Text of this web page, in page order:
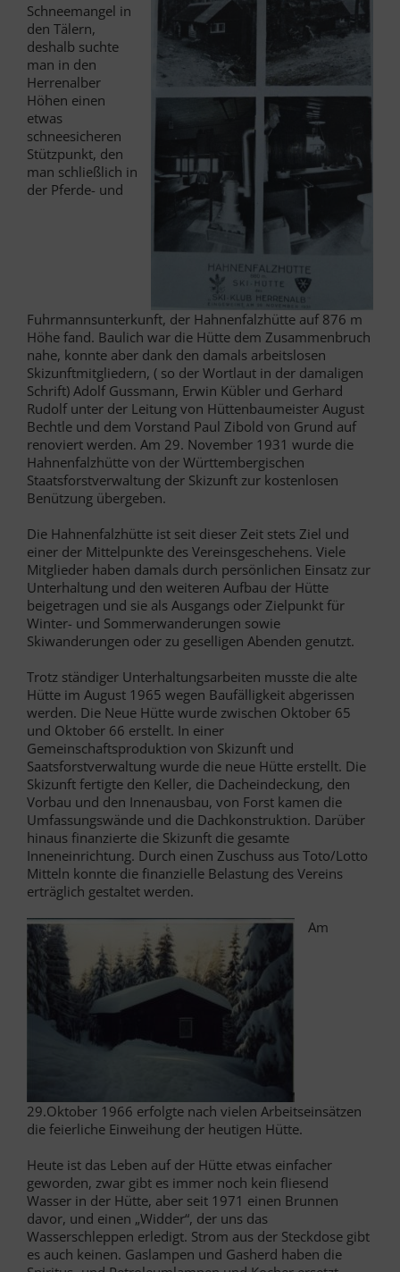
Schneemangel in
den Tälern,
deshalb suchte
man in den
Herrenalber
Höhen einen
etwas
schneesicheren
Stützpunkt, den
man schließlich in
der Pferde- und
Fuhrmannsunterkunft, der Hahnenfalzhütte auf 876 m
Höhe fand. Baulich war die Hütte dem Zusammenbruch
nahe, konnte aber dank den damals arbeitslosen
Skizunftmitgliedern, ( so der Wortlaut in der damaligen
Schrift) Adolf Gussmann, Erwin Kübler und Gerhard
Rudolf unter der Leitung von Hüttenbaumeister August
Bechtle und dem Vorstand Paul Zibold von Grund auf
renoviert werden. Am 29. November 1931 wurde die
Hahnenfalzhütte von der Württembergischen
Staatsforstverwaltung der Skizunft zur kostenlosen
Benützung übergeben.
Die Hahnenfalzhütte ist seit dieser Zeit stets Ziel und
einer der Mittelpunkte des Vereinsgeschehens. Viele
Mitglieder haben damals durch persönlichen Einsatz zur
Unterhaltung und den weiteren Aufbau der Hütte
beigetragen und sie als Ausgangs oder Zielpunkt für
Winter- und Sommerwanderungen sowie
Skiwanderungen oder zu geselligen Abenden genutzt.
Trotz ständiger Unterhaltungsarbeiten musste die alte
Hütte im August 1965 wegen Baufälligkeit abgerissen
werden. Die Neue Hütte wurde zwischen Oktober 65
und Oktober 66 erstellt. In einer
Gemeinschaftsproduktion von Skizunft und
Saatsforstverwaltung wurde die neue Hütte erstellt. Die
Skizunft fertigte den Keller, die Dacheindeckung, den
Vorbau und den Innenausbau, von Forst kamen die
Umfassungswände und die Dachkonstruktion. Darüber
hinaus finanzierte die Skizunft die gesamte
Inneneinrichtung. Durch einen Zuschuss aus Toto/Lotto
Mitteln konnte die finanzielle Belastung des Vereins
erträglich gestaltet werden.
Am
29.Oktober 1966 erfolgte nach vielen Arbeitseinsätzen
die feierliche Einweihung der heutigen Hütte.
Heute ist das Leben auf der Hütte etwas einfacher
geworden, zwar gibt es immer noch kein fliesend
Wasser in der Hütte, aber seit 1971 einen Brunnen
davor, und einen „Widder“, der uns das
Wasserschleppen erledigt. Strom aus der Steckdose gibt
es auch keinen. Gaslampen und Gasherd haben die